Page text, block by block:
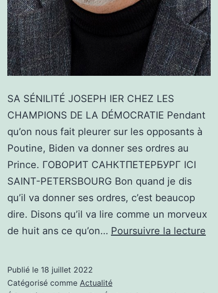
SA SÉNILITÉ JOSEPH IER CHEZ LES
CHAMPIONS DE LA DÉMOCRATIE Pendant
qu’on nous fait pleurer sur les opposants à
Poutine, Biden va donner ses ordres au
Prince. ГОВОРИТ САНКТПЕТЕРБУРГ ICI
SAINT-PETERSBOURG Bon quand je dis
qu’il va donner ses ordres, c’est beaucop
dire. Disons qu’il va lire comme un morveux
de huit ans ce qu’on… Poursuivre la lecture
Publié le 18 juillet 2022
Catégorisé comme Actualité